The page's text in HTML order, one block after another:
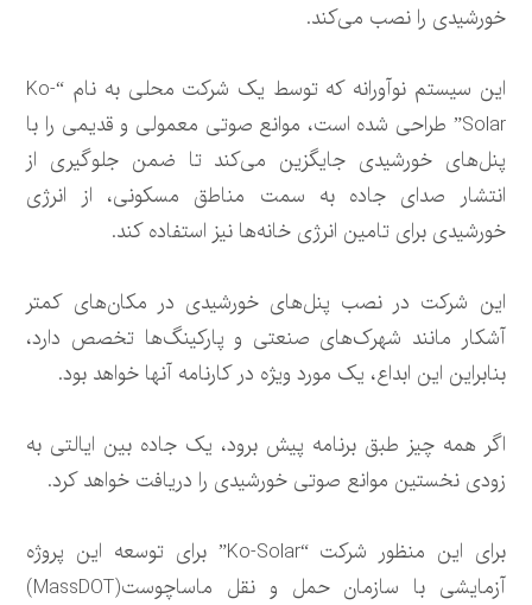
خورشیدی را نصب می‌کند.
این سیستم نوآورانه که توسط یک شرکت محلی به نام “Ko-
Solar” طراحی شده است، موانع صوتی معمولی و قدیمی را با
پنل‌های خورشیدی جایگزین می‌کند تا ضمن جلوگیری از
انتشار صدای جاده به سمت مناطق مسکونی، از انرژی
خورشیدی برای تامین انرژی خانه‌ها نیز استفاده کند.
این شرکت در نصب پنل‌های خورشیدی در مکان‌های کمتر
آشکار مانند شهرک‌های صنعتی و پارکینگ‌ها تخصص دارد،
بنابراین این ابداع، یک مورد ویژه در کارنامه آنها خواهد بود.
اگر همه چیز طبق برنامه پیش برود، یک جاده بین ایالتی به
زودی نخستین موانع صوتی خورشیدی را دریافت خواهد کرد.
برای این منظور شرکت “Ko-Solar” برای توسعه این پروژه
آزمایشی با سازمان حمل و نقل ماساچوست(MassDOT)